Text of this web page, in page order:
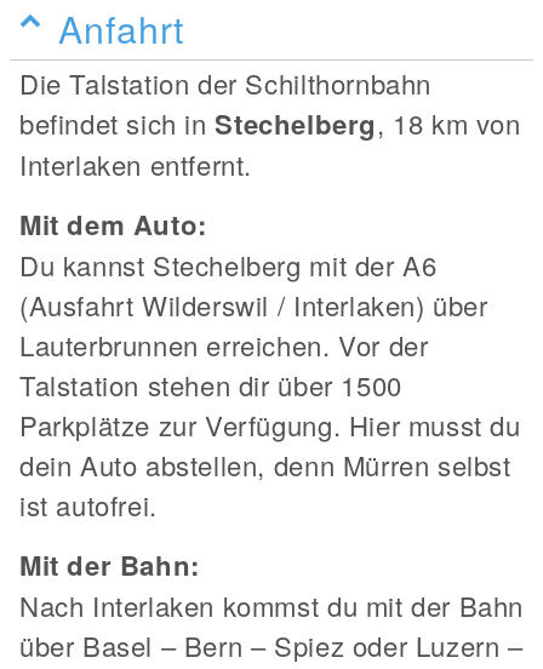
Anfahrt
Die Talstation der Schilthornbahn
befindet sich in Stechelberg, 18 km von
Interlaken entfernt.
Mit dem Auto:
Du kannst Stechelberg mit der A6
(Ausfahrt Wilderswil / Interlaken) über
Lauterbrunnen erreichen. Vor der
Talstation stehen dir über 1500
Parkplätze zur Verfügung. Hier musst du
dein Auto abstellen, denn Mürren selbst
ist autofrei.
Mit der Bahn:
Nach Interlaken kommst du mit der Bahn
über Basel – Bern – Spiez oder Luzern –